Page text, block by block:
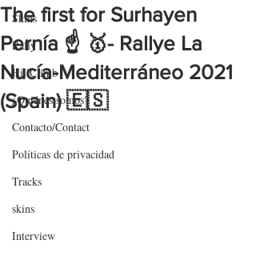
Skins
Rally
HillClimb
¿Quiénes somos?
Contacto/Contact
Políticas de privacidad
Tracks
skins
Interview
The first for Surhayen
Pernía ☝️ 🥇- Rallye La
Nucía-Mediterráneo 2021
(Spain) 🇪🇸